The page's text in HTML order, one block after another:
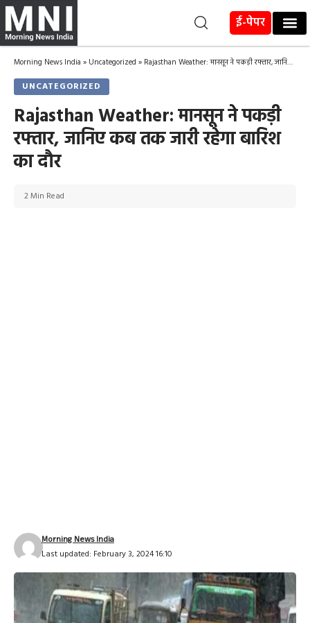
ई-पेपर
Morning News India » Uncategorized » Rajasthan Weather: मानसून ने पकड़ी रफ्तार, जानिए कब तक जारी रहेगा बारिश का दौर
UNCATEGORIZED
Rajasthan Weather: मानसून ने पकड़ी
रफ्तार, जानिए कब तक जारी रहेगा बारिश
का दौर
Last updated: February 3, 2024 16:10
Morning News India
2 Min Read